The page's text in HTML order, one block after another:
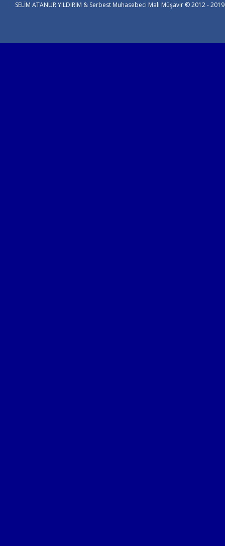
SELİM ATANUR YILDIRIM & Serbest Muhasebeci Mali Müşavir © 2012 - 2019